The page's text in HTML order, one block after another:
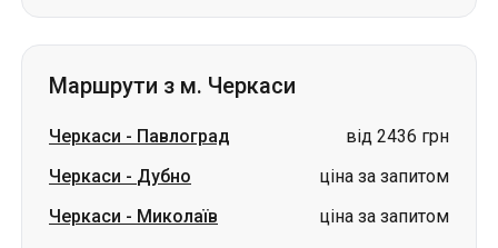
Маршрути з м. Черкаси
Черкаси - Павлоград
від 2436 грн
Черкаси - Дубно
ціна за запитом
Черкаси - Миколаїв
ціна за запитом